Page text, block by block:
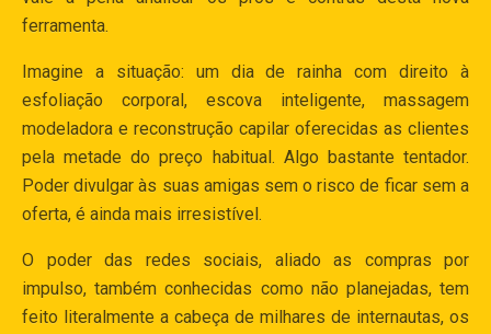
ferramenta.
Imagine a situação: um dia de rainha com direito à
esfoliação corporal, escova inteligente, massagem
modeladora e reconstrução capilar oferecidas as clientes
pela metade do preço habitual. Algo bastante tentador.
Poder divulgar às suas amigas sem o risco de ficar sem a
oferta, é ainda mais irresistível.
O poder das redes sociais, aliado as compras por
impulso, também conhecidas como não planejadas, tem
feito literalmente a cabeça de milhares de internautas, os